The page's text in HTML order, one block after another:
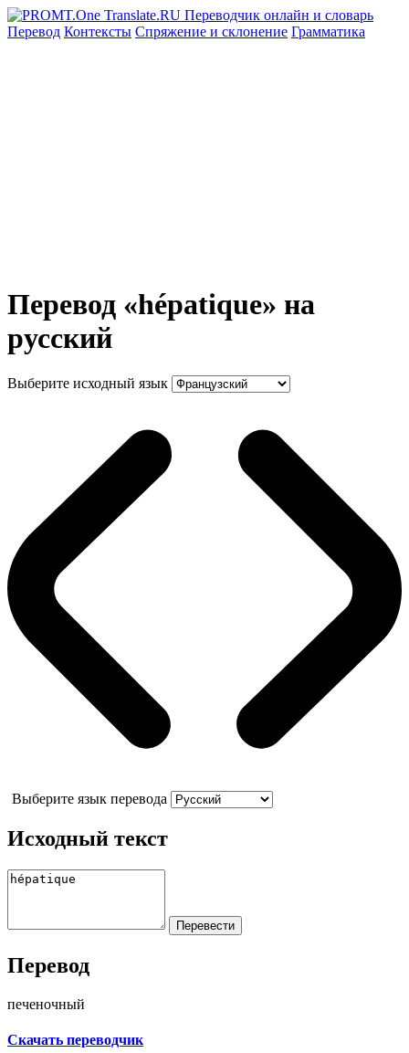
Перевод Контексты Спряжение и склонение Грамматика
Перевод «hépatique» на
русский
Выберите исходный язык
Выберите язык перевода
Исходный текст
Перевод
печеночный
Скачать переводчик